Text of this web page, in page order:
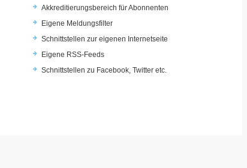
Akkreditierungsbereich für Abonnenten
Eigene Meldungsfilter
Schnittstellen zur eigenen Internetseite
Eigene RSS-Feeds
Schnittstellen zu Facebook, Twitter etc.